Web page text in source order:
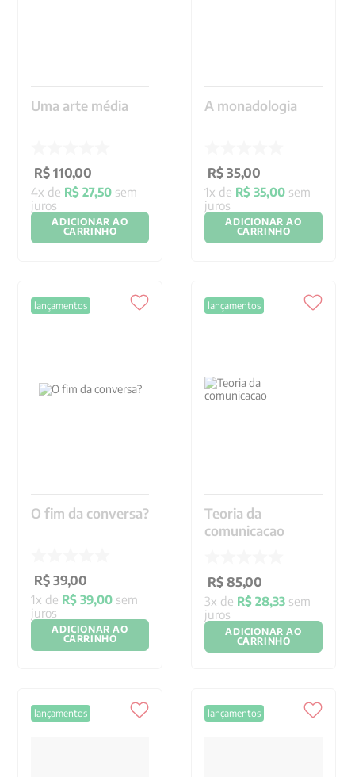
Uma arte média
R$ 110,00
4x de R$ 27,50 sem
juros
ADICIONAR AO
CARRINHO
A monadologia
R$ 35,00
1x de R$ 35,00 sem
juros
ADICIONAR AO
CARRINHO
lançamentos
O fim da conversa?
R$ 39,00
1x de R$ 39,00 sem
juros
ADICIONAR AO
CARRINHO
lançamentos
Teoria da
comunicacao
R$ 85,00
3x de R$ 28,33 sem
juros
ADICIONAR AO
CARRINHO
lançamentos lançamentos